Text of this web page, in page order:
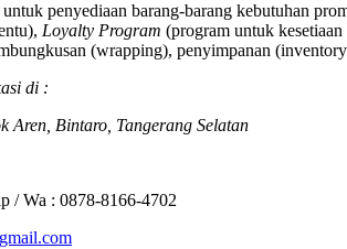
penyediaan barang-barang kebutuhan
Loyalty Program (program untuk
(wrapping), penyimpanan
di :
Aren, Bintaro, Tangerang Selatan
/ Wa : 0878-8166-4702